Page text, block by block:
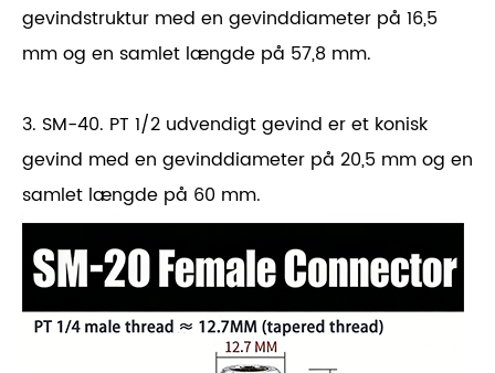
gevindstruktur med en gevinddiameter på 16,5
mm og en samlet længde på 57,8 mm.
3. SM-40. PT 1/2 udvendigt gevind er et konisk
gevind med en gevinddiameter på 20,5 mm og en
samlet længde på 60 mm.